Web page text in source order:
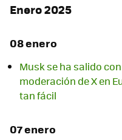
Enero 2025
08 enero
Musk se ha salido
moderación de X en
tan fácil
07 enero